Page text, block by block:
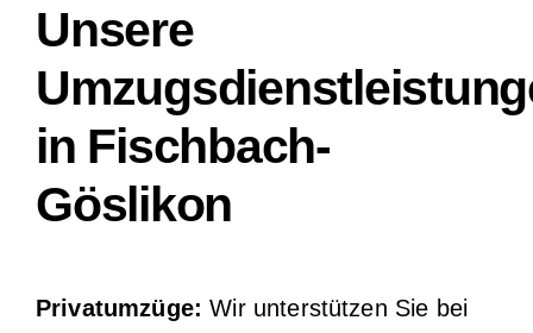
Unsere
in Fischbach-
Göslikon
Privatumzüge: Wir unterstützen Sie bei